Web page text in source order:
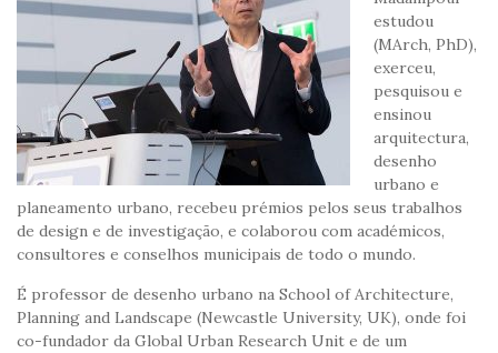
estudou
(MArch, PhD),
exerceu,
pesquisou e
ensinou
arquitectura,
desenho
urbano e
planeamento urbano, recebeu prémios pelos seus trabalhos
de design e de investigação, e colaborou com académicos,
consultores e conselhos municipais de todo o mundo.
É professor de desenho urbano na School of Architecture,
Planning and Landscape (Newcastle University, UK), onde foi
co-fundador da Global Urban Research Unit e de um